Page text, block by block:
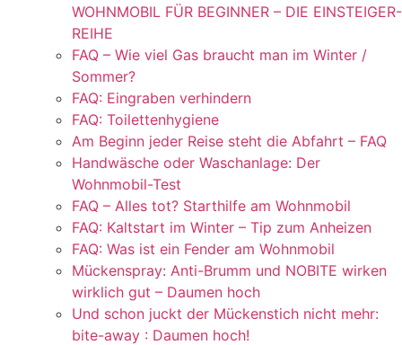
WOHNMOBIL FÜR BEGINNER – DIE EINSTEIGER-
REIHE
FAQ – Wie viel Gas braucht man im Winter /
Sommer?
FAQ: Eingraben verhindern
FAQ: Toilettenhygiene
Am Beginn jeder Reise steht die Abfahrt – FAQ
Handwäsche oder Waschanlage: Der
Wohnmobil-Test
FAQ – Alles tot? Starthilfe am Wohnmobil
FAQ: Kaltstart im Winter – Tip zum Anheizen
FAQ: Was ist ein Fender am Wohnmobil
Mückenspray: Anti-Brumm und NOBITE wirken
wirklich gut – Daumen hoch
Und schon juckt der Mückenstich nicht mehr:
bite-away : Daumen hoch!